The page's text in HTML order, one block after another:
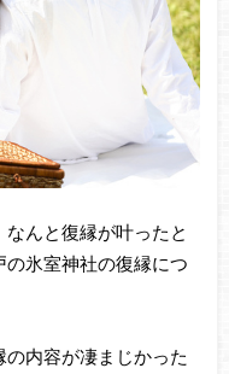
んと復縁が叶ったと
氷室神社の復縁につ
内容が凄まじかった